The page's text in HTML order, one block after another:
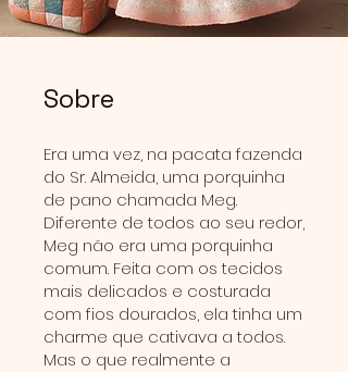
Sobre
Era uma vez, na pacata fazenda
do Sr. Almeida, uma porquinha
de pano chamada Meg.
Diferente de todos ao seu redor,
Meg não era uma porquinha
comum. Feita com os tecidos
mais delicados e costurada
com fios dourados, ela tinha um
charme que cativava a todos.
Mas o que realmente a